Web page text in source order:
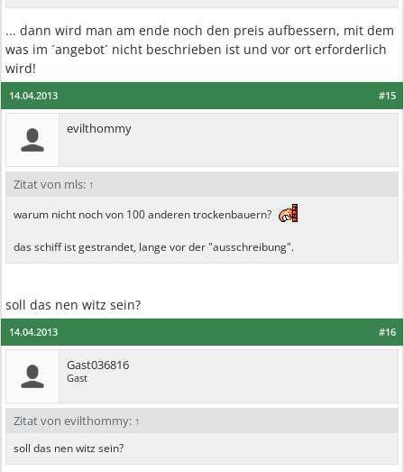
... dann wird man am ende noch den preis aufbessern, mit dem
was im ´angebot´ nicht beschrieben ist und vor ort erforderlich
wird!
#15
14.04.2013
evilthommy
Zitat von mls: ↑
warum nicht noch von 100 anderen trockenbauern?
das schiff ist gestrandet, lange vor der "ausschreibung".
soll das nen witz sein?
#16
14.04.2013
Gast036816
Gast
Zitat von evilthommy: ↑
soll das nen witz sein?